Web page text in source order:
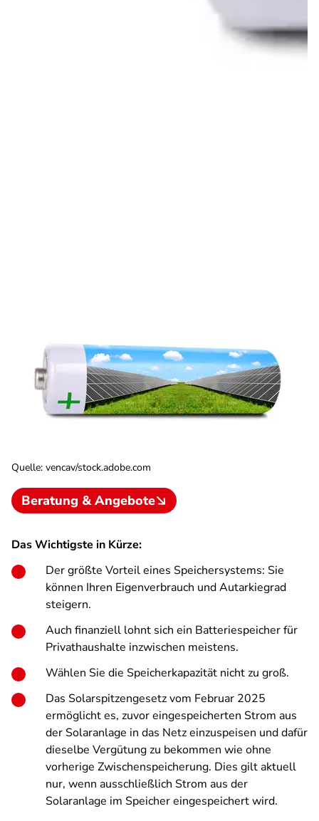
Quelle: vencav/stock.adobe.com
Beratung & Angebote
Das Wichtigste in Kürze:
Der größte Vorteil eines Speichersystems: Sie
können Ihren Eigenverbrauch und Autarkiegrad
steigern.
Auch finanziell lohnt sich ein Batteriespeicher für
Privathaushalte inzwischen meistens.
Wählen Sie die Speicherkapazität nicht zu groß.
Das Solarspitzengesetz vom Februar 2025
ermöglicht es, zuvor eingespeicherten Strom aus
der Solaranlage in das Netz einzuspeisen und dafür
dieselbe Vergütung zu bekommen wie ohne
vorherige Zwischenspeicherung. Dies gilt aktuell
nur, wenn ausschließlich Strom aus der
Solaranlage im Speicher eingespeichert wird.